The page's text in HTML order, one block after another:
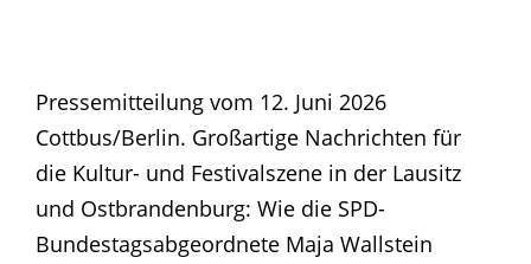
Pressemitteilung vom 12. Juni 2026
Cottbus/Berlin. Großartige Nachrichten für
die Kultur- und Festivalszene in der Lausitz
und Ostbrandenburg: Wie die SPD-
Bundestagsabgeordnete Maja Wallstein